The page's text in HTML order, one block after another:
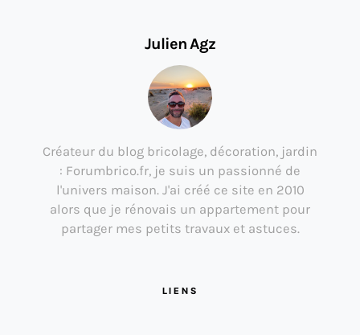
Julien Agz
Créateur du blog bricolage, décoration, jardin
: Forumbrico.fr, je suis un passionné de
l'univers maison. J'ai créé ce site en 2010
alors que je rénovais un appartement pour
partager mes petits travaux et astuces.
LIENS